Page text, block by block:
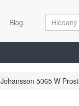
Blog
Johansson 5065 W